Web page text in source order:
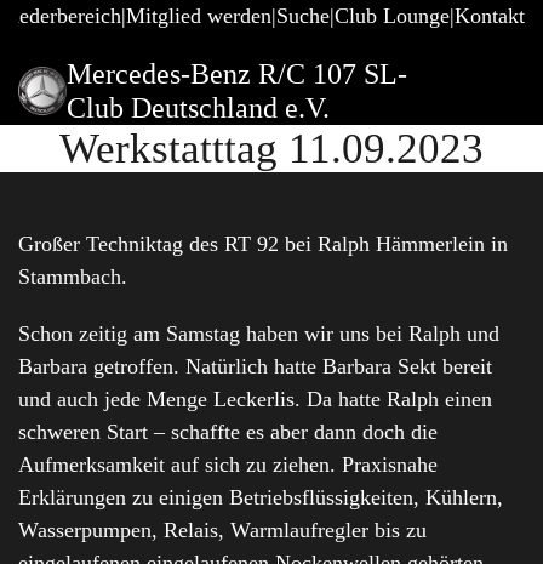
Mitglied werden Suche Club Lounge Kontakt
Mercedes-Benz R/C 107 SL-
Club Deutschland e.V.
Werkstatttag 11.09.2023
Großer Techniktag des RT 92 bei Ralph Hämmerlein in
Stammbach.
Schon zeitig am Samstag haben wir uns bei Ralph und
Barbara getroffen. Natürlich hatte Barbara Sekt bereit
und auch jede Menge Leckerlis. Da hatte Ralph einen
schweren Start – schaffte es aber dann doch die
Aufmerksamkeit auf sich zu ziehen. Praxisnahe
Erklärungen zu einigen Betriebsflüssigkeiten, Kühlern,
Wasserpumpen, Relais, Warmlaufregler bis zu